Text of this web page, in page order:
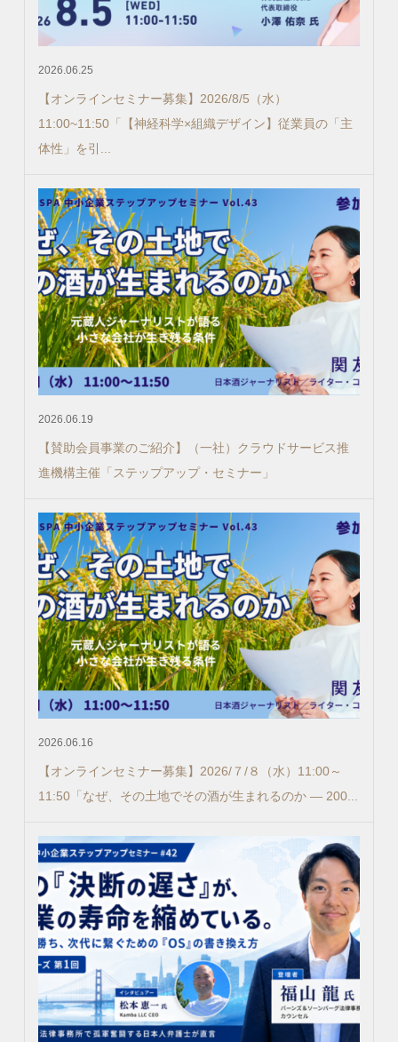
2026.06.25
【オンラインセミナー募集】2026/8/5（水）
11:00~11:50「【神経科学×組織デザイン】従業員の「主
体性」を引...
2026.06.19
【賛助会員事業のご紹介】（一社）クラウドサービス推
進機構主催「ステップアップ・セミナー」
2026.06.16
【オンラインセミナー募集】2026/７/８（水）11:00～
11:50「なぜ、その土地でその酒が生まれるのか ― 200...